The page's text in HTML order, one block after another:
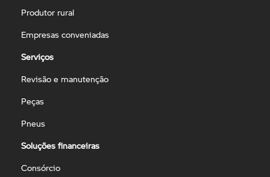
Produtor rural
Empresas conveniadas
Serviços
Revisão e manutenção
Peças
Pneus
Soluções financeiras
Consórcio